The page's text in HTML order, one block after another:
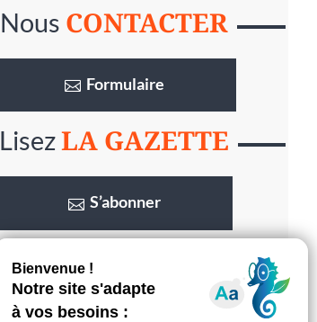
Nous CONTACTER
Formulaire
LisezLA GAZETTE
S’abonner